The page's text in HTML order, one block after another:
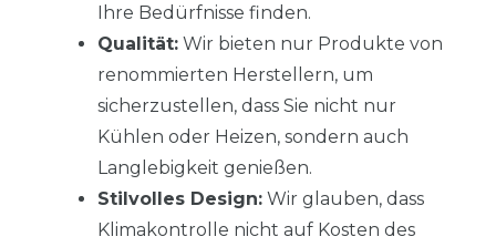
Ihre Bedürfnisse finden.
Qualität: Wir bieten nur Produkte von
renommierten Herstellern, um
sicherzustellen, dass Sie nicht nur
Kühlen oder Heizen, sondern auch
Langlebigkeit genießen.
Stilvolles Design: Wir glauben, dass
Klimakontrolle nicht auf Kosten des